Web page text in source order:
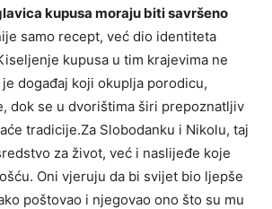
kupusa moraju biti savršeno
samo recept, već dio identiteta
kupusa u tim krajevima ne
događaj koji okuplja porodicu,
dok se u dvorištima širi prepoznatljiv
tradicije.Za Slobodanku i Nikolu, taj
za život, već i naslijeđe koje
Oni vjeruju da bi svijet bio ljepše
poštovao i njegovao ono što su mu